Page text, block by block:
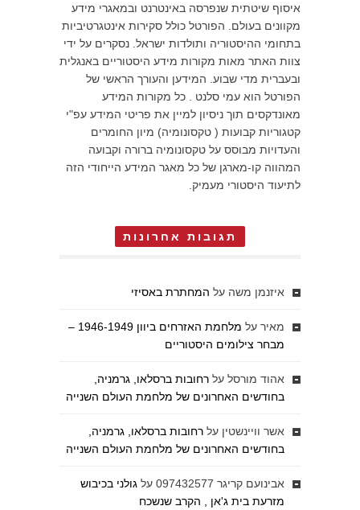
איסוף שיטתית שנפרסה באינטרנט ובמאגרי מידע
מקוונים בעולם. הפורטל כולל סקירות אינטגרטיביות
בתחומי ההיסטוריה ותולדות ישראל. נסקרים על ידי
צוות האתר מאות מקורות מידע היסטוריים באנגלית
ובעברית מדי שבוע. המידען והעורך הראשי של
הפורטל הוא עמי סלנט . כל מקורות המידע
מאונדקסים תוך ניסיון למיין את פריטי המידע עפ"י
קטגוריות קבועות ( טקסונומיה) מיון החומרים
והעדויות מבוסס על טקסונומיה ברורה וקבועה
המהווה קו-מארגן של כל מאגר המידע הייחודי הזה
לתיעוד היסטורי מעמיק.
תגובות אחרונות
איזנמן משה על המחתרת באסיזי
מאיר על
מלחמת האזרחים ביוון 1946-1949 –
מבחר צילומים היסטוריים
אהוד מורסל על רחובות ברסלאו, גרמניה,
בחודשים האחרונים של מלחמת העולם השנייה
אשר וויינשטין על רחובות ברסלאו, גרמניה,
בחודשים האחרונים של מלחמת העולם השנייה
אבינועם קריגר 097432577 על גולני בכיבוש
מזרעת בית ג'אן , הקרב שנשכח